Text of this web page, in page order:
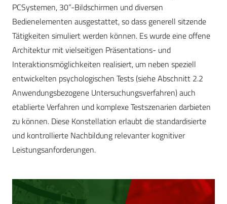
PCSystemen, 30”-Bildschirmen und diversen
Bedienelementen ausgestattet, so dass generell sitzende
Tätigkeiten simuliert werden können. Es wurde eine offene
Architektur mit vielseitigen Präsentations- und
Interaktionsmöglichkeiten realisiert, um neben speziell
entwickelten psychologischen Tests (siehe Abschnitt 2.2
Anwendungsbezogene Untersuchungsverfahren) auch
etablierte Verfahren und komplexe Testszenarien darbieten
zu können. Diese Konstellation erlaubt die standardisierte
und kontrollierte Nachbildung relevanter kognitiver
Leistungsanforderungen.